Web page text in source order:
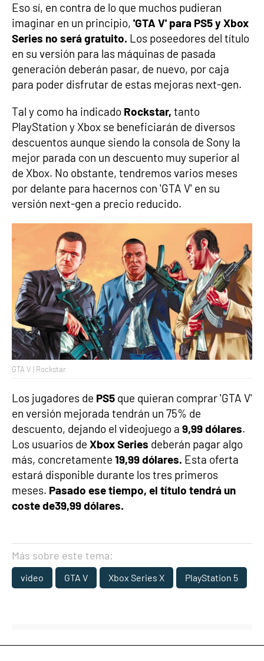
Eso sí, en contra de lo que muchos pudieran
imaginar en un principio, 'GTA V' para PS5 y Xbox
Series no será gratuito. Los poseedores del título
en su versión para las máquinas de pasada
generación deberán pasar, de nuevo, por caja
para poder disfrutar de estas mejoras next-gen.
Tal y como ha indicado Rockstar, tanto
PlayStation y Xbox se beneficiarán de diversos
descuentos aunque siendo la consola de Sony la
mejor parada con un descuento muy superior al
de Xbox. No obstante, tendremos varios meses
por delante para hacernos con 'GTA V' en su
versión next-gen a precio reducido.
GTA V | Rockstar
Los jugadores de PS5 que quieran comprar 'GTA V'
en versión mejorada tendrán un 75% de
descuento, dejando el videojuego a 9,99 dólares.
Los usuarios de Xbox Series deberán pagar algo
más, concretamente 19,99 dólares. Esta oferta
estará disponible durante los tres primeros
meses. Pasado ese tiempo, el título tendrá un
coste de39,99 dólares.
Más sobre este tema:
video GTA V Xbox Series X PlayStation 5